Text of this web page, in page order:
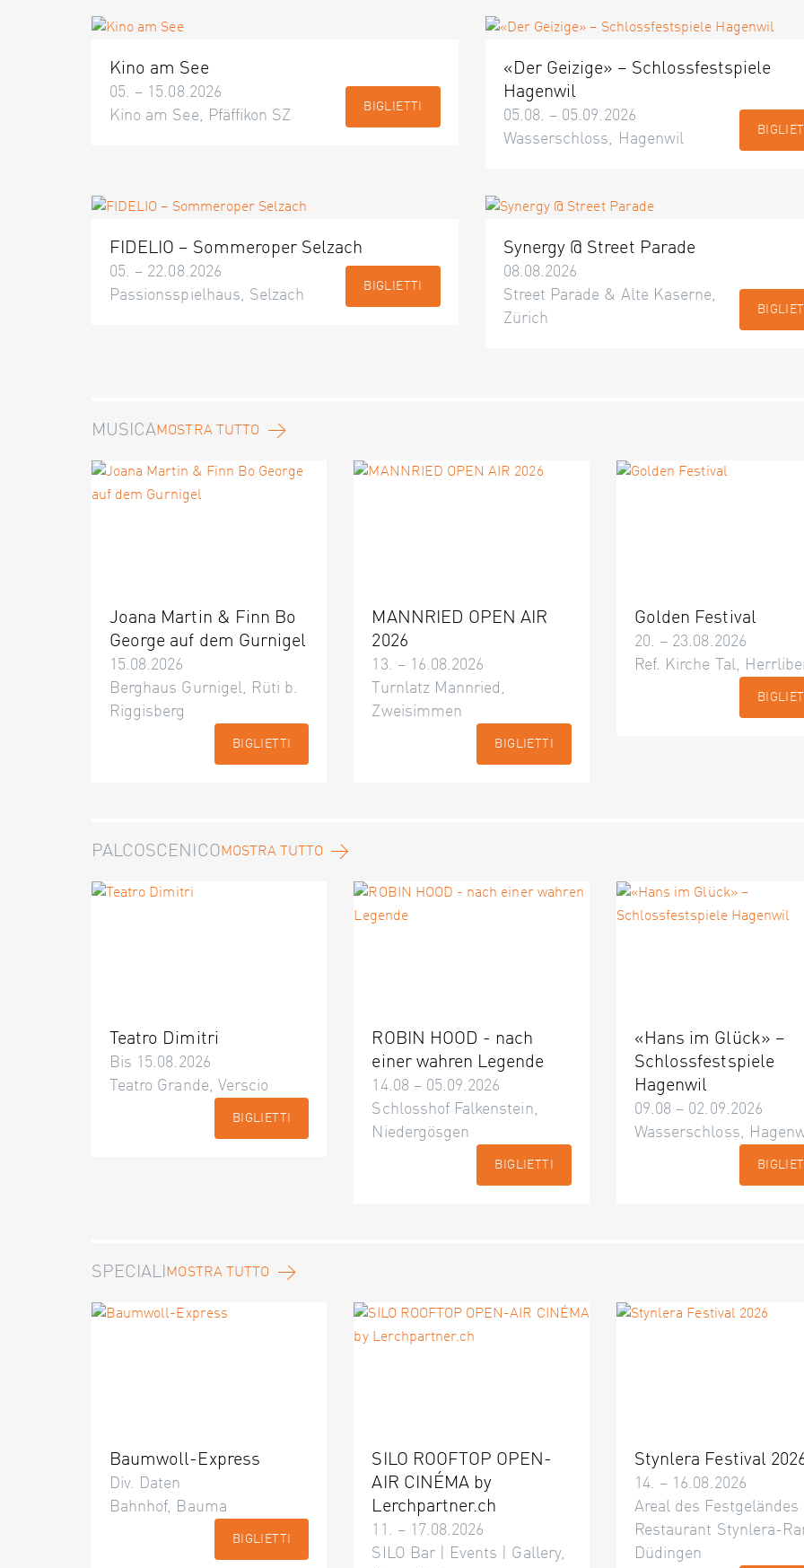
Kino am See
05. – 15.08.2026
Kino am See, Pfäffikon SZ
BIGLIETTI
«Der Geizige» – Schlossfestspiele
Hagenwil
05.08. – 05.09.2026
Wasserschloss, Hagenwil
FIDELIO – Sommeroper Selzach
05. – 22.08.2026
Passionsspielhaus, Selzach
BIGLIETTI
Synergy @ Street Parade
08.08.2026
Street Parade & Alte Kaserne,
Zürich
MUSICAMOSTRA TUTTO
Joana Martin & Finn Bo
George auf dem Gurnigel
15.08.2026
Berghaus Gurnigel, Rüti b.
Riggisberg
BIGLIETTI
MANNRIED OPEN AIR
2026
13. – 16.08.2026
Turnlatz Mannried,
Zweisimmen
BIGLIETTI
Golden Festival
20. – 23.08.2026
Ref. Kirche Tal,
PALCOSCENICOMOSTRA TUTTO
Teatro Dimitri
Bis 15.08.2026
Teatro Grande, Verscio
BIGLIETTI
ROBIN HOOD - nach
einer wahren Legende
14.08 – 05.09.2026
Schlosshof Falkenstein,
Niedergösgen
BIGLIETTI
«Hans im Glück» –
Schlossfestspiele
Hagenwil
09.08 – 02.09.2026
Wasserschloss,
SPECIALIMOSTRA TUTTO
Baumwoll-Express
Div. Daten
Bahnhof, Bauma
BIGLIETTI
SILO ROOFTOP OPEN-
AIR CINÉMA by
Lerchpartner.ch
11. – 17.08.2026
SILO Bar | Events | Gallery,
Stynlera Festival
14. – 16.08.2026
Areal des Festgeländes
Restaurant Stynlera-
Düdingen